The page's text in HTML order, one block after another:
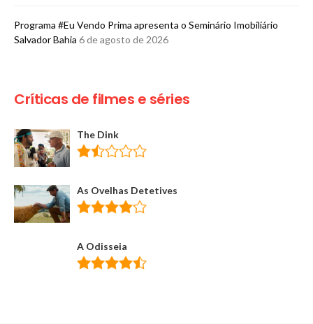
Programa #Eu Vendo Prima apresenta o Seminário Imobiliário
Salvador Bahia 6 de agosto de 2026
Críticas de filmes e séries
The Dink
As Ovelhas Detetives
A Odisseia